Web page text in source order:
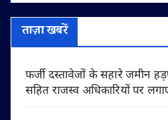
ताज़ा खबरें
फर्जी दस्तावेजों के सहारे जमीन
सहित राजस्व अधिकारियों पर